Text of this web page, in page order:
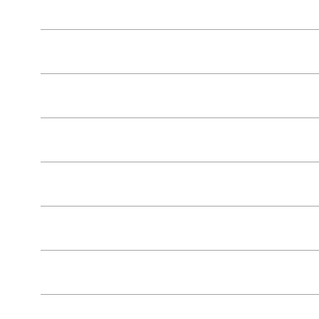
Чем же бренд отличается от продукта? Бренд
голове потребителя, как он представлен на
У нас большой опыт работы в рекламной
рекламную кампанию -
Логотипы, которые мы создаём, сочетают в
Так складывается, что у нас очень большой
По сути является частью рекламной
рекламы.